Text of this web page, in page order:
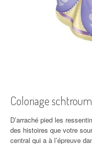
Coloriage
D’arraché pied les
des histoires que votre
central qui a à l’épreuve